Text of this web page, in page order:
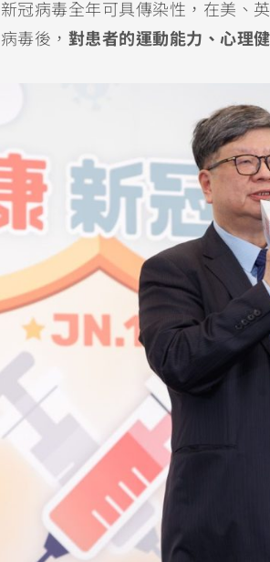
冠病毒全年可具傳染性，在美、
毒後， 對患者的運動能力、心理